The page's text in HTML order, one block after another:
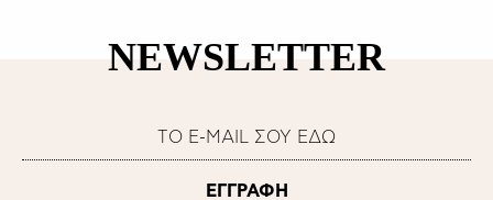
NEWSLETTER